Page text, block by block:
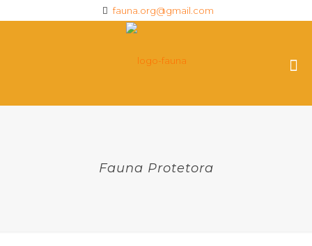
fauna.org@gmail.com
Fauna Protetora